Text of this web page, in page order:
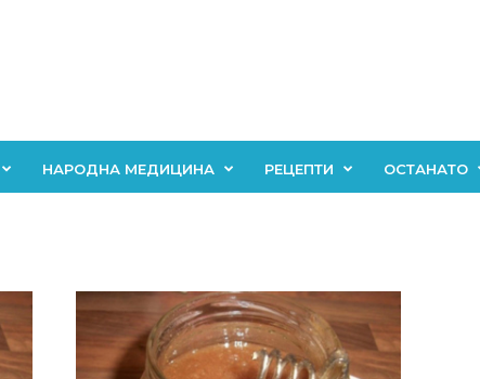
НАРОДНА МЕДИЦИНА РЕЦЕПТИ ОСТАНАТО